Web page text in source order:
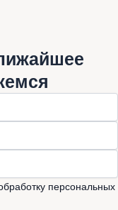
персональных